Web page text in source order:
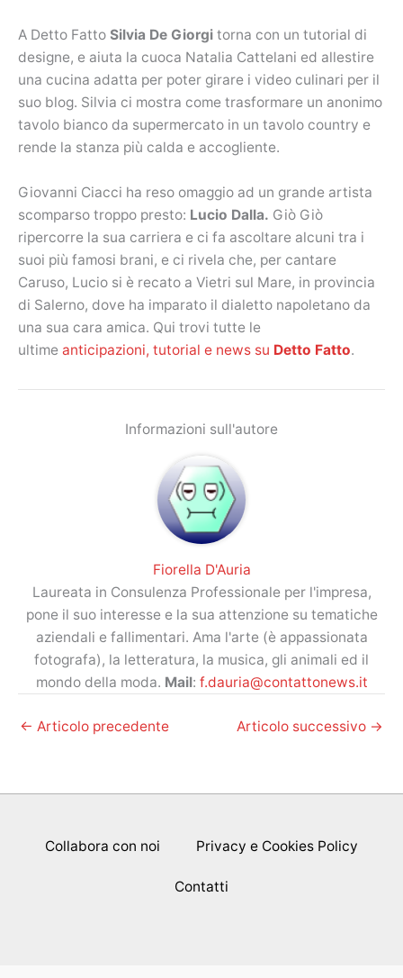
A Detto Fatto Silvia De Giorgi torna con un tutorial di
designe, e aiuta la cuoca Natalia Cattelani ed allestire
una cucina adatta per poter girare i video culinari per il
suo blog. Silvia ci mostra come trasformare un anonimo
tavolo bianco da supermercato in un tavolo country e
rende la stanza più calda e accogliente.
Giovanni Ciacci ha reso omaggio ad un grande artista
scomparso troppo presto: Lucio Dalla. Giò Giò
ripercorre la sua carriera e ci fa ascoltare alcuni tra i
suoi più famosi brani, e ci rivela che, per cantare
Caruso, Lucio si è recato a Vietri sul Mare, in provincia
di Salerno, dove ha imparato il dialetto napoletano da
una sua cara amica. Qui trovi tutte le
ultime anticipazioni, tutorial e news su Detto Fatto.
Informazioni sull'autore
Fiorella D'Auria
Laureata in Consulenza Professionale per l'impresa,
pone il suo interesse e la sua attenzione su tematiche
aziendali e fallimentari. Ama l'arte (è appassionata
fotografa), la letteratura, la musica, gli animali ed il
mondo della moda. Mail: f.dauria@contattonews.it
← Articolo precedente Articolo successivo →
Collabora con noi Privacy e Cookies Policy
Contatti